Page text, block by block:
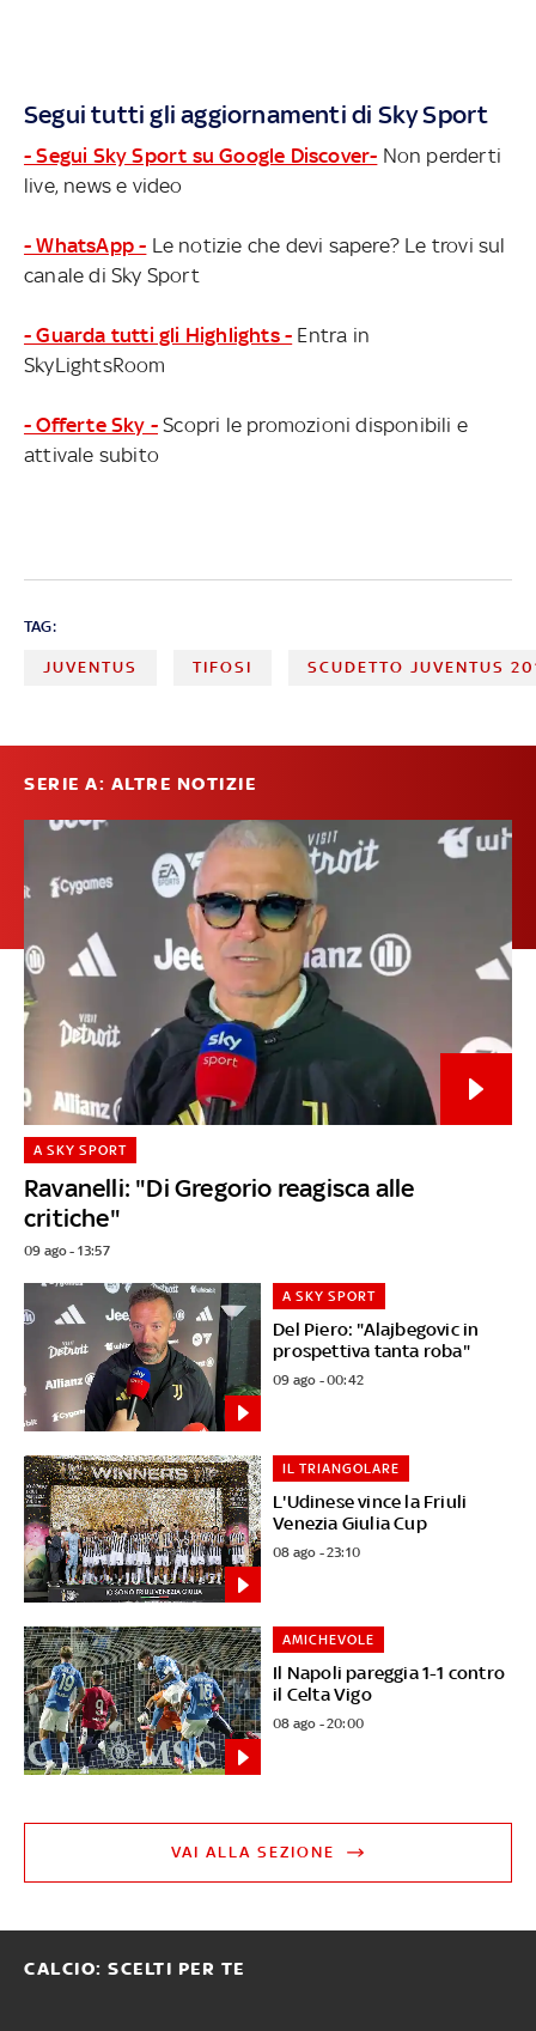
Segui tutti gli aggiornamenti di Sky Sport
- Segui Sky Sport su Google Discover- Non perderti
live, news e video
- WhatsApp - Le notizie che devi sapere? Le trovi sul
canale di Sky Sport
- Guarda tutti gli Highlights - Entra in
SkyLightsRoom
- Offerte Sky - Scopri le promozioni disponibili e
attivale subito
TAG:
JUVENTUS TIFOSI SCUDETTO JUVENTUS
SERIE A: ALTRE NOTIZIE
Ravanelli: "Di Gregorio reagisca alle
critiche"
A SKY SPORT
09 ago - 13:57
Del Piero: "Alajbegovic in
prospettiva tanta roba"
A SKY SPORT
09 ago - 00:42
L'Udinese vince la Friuli
Venezia Giulia Cup
IL TRIANGOLARE
08 ago - 23:10
Il Napoli pareggia 1-1 contro
il Celta Vigo
AMICHEVOLE
08 ago - 20:00
VAI ALLA SEZIONE
CALCIO: SCELTI PER TE